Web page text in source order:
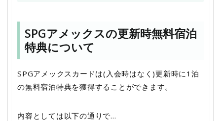
SPGアメックスの更新時無料宿泊
特典について
SPGアメックスカードは(入会時はなく)更新時に1泊
の無料宿泊特典を獲得することができます。
内容としては以下の通りで…